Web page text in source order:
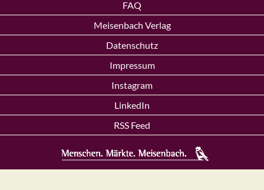
FAQ
Meisenbach Verlag
Datenschutz
Impressum
Instagram
LinkedIn
RSS Feed